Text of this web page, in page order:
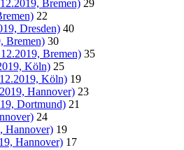
Bremen) 29
22
Dresden) 40
Bremen) 30
Bremen) 35
Köln) 25
Köln) 19
Hannover) 23
Dortmund) 21
24
Hannover) 19
Hannover) 17